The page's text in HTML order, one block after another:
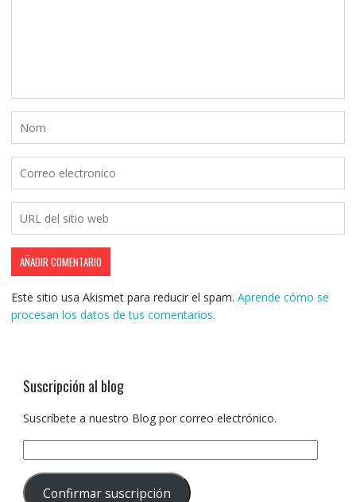
Este sitio usa Akismet para reducir el spam. Aprende cómo se
procesan los datos de tus comentarios.
Suscripción al blog
Suscríbete a nuestro Blog por correo electrónico.
correo
Confirmar suscripción